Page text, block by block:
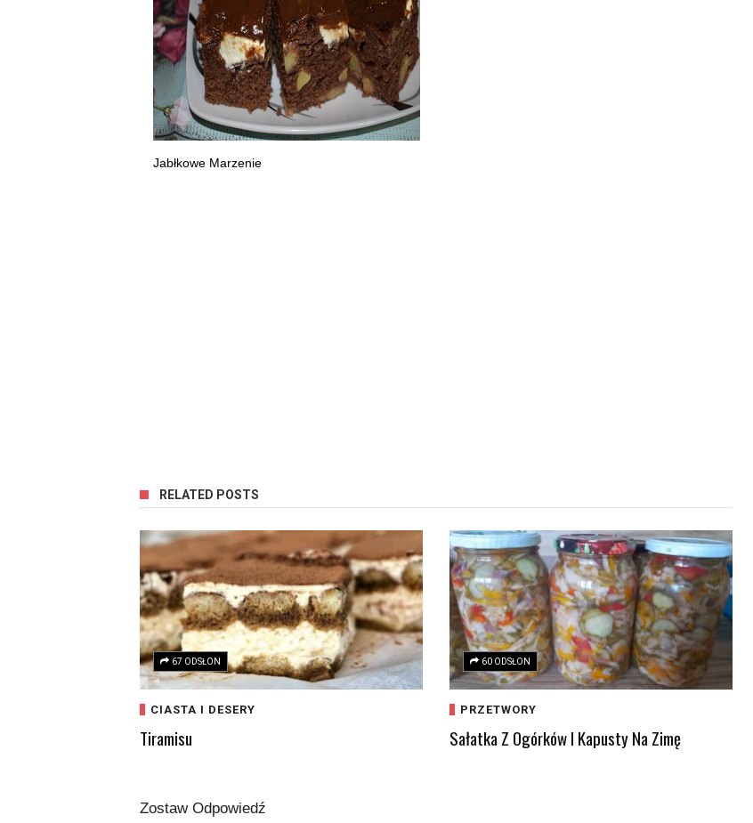
Jabłkowe Marzenie
RELATED POSTS
67 ODSŁON
CIASTA I DESERY
Tiramisu
60 ODSŁON
PRZETWORY
Sałatka Z Ogórków I Kapusty Na Zimę
Zostaw Odpowiedź